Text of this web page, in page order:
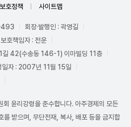
호정책 사이트맵
회장·발행인 : 곽영길
호책임자 : 전운
길 42(수송동 146-1) 이마빌딩 11층
일자 : 2007년 11월 15일
회 윤리강령을 준수합니다. 아주경제의 모든
를 받으며, 무단전재, 복사, 배포 등을 금지합